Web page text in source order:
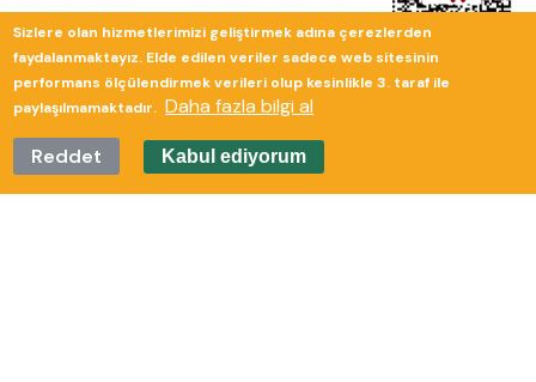
Sizlere olan hizmetlerimizi geliştirmek adına çerezlerden
faydalanmaktayız. Elde edilen veriler sadece web sitesinin
performans ölçülendirmek verileri olup kesinlikle 3. taraf ile
paylaşılmamaktadır. Daha fazla bilgi al
Reddet
Kabul ediyorum